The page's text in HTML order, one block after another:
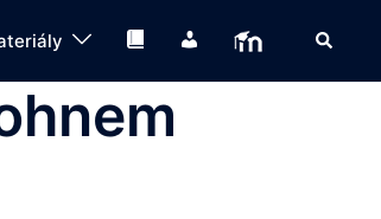
Knihovna MoodleSearch